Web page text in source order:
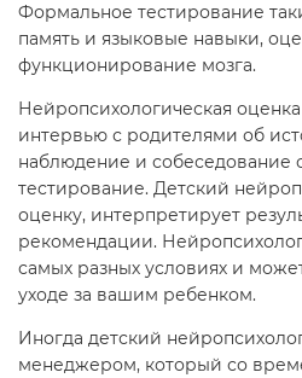
Формальное тестирование
память и языковые навыки,
функционирование мозга.
Нейропсихологическая
интервью с родителями об
наблюдение и собеседование
тестирование. Детский
оценку, интерпретирует
рекомендации.
самых разных условиях и
уходе за вашим ребенком.
Иногда детский
менеджером, который со